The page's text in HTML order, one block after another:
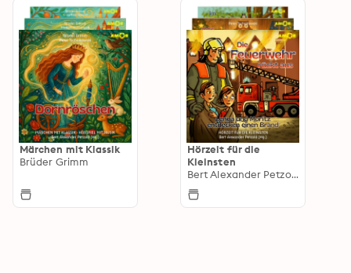
Märchen mit Klassik
Brüder Grimm
Hörzeit für die
Kleinsten
Bert Alexander Petzold